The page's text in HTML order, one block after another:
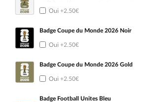
Oui +2.50€
Badge Coupe du Monde 2026 Noir
Oui +2.50€
Badge Coupe du Monde 2026 Gold
Oui +2.50€
Badge Football Unites Bleu